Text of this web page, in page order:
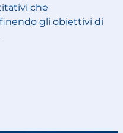
che
gli obiettivi di